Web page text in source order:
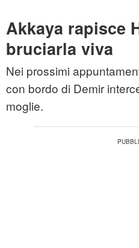
Akkaya rapisce
bruciarla viva
Nei prossimi
con bordo di Demir
moglie.